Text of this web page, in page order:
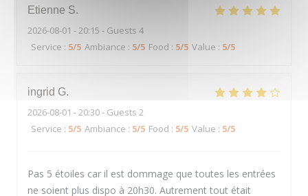
Etienne S
2026-08-01 - 20:15 - Guests 4
Service : 5/5 Ambiance : 5/5 Food : 5/5 Value : 5/5
ingrid G
2026-08-01 - 20:30 - Guests 2
Service : 5/5 Ambiance : 5/5 Food : 5/5 Value : 5/5
Pas 5 étoiles car il est dommage que toutes les entrées
ne soient plus dispo à 20h30. Autrement tout était